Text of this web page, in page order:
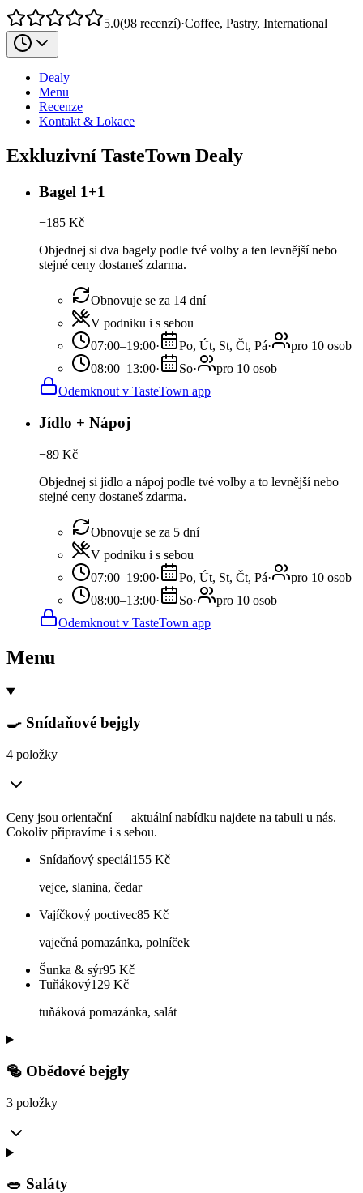
5.0(98 recenzí)·Coffee, Pastry, International
Dealy
Menu
Recenze
Kontakt & Lokace
Exkluzivní TasteTown Dealy
Bagel 1+1
−185 Kč
Objednej si dva bagely podle tvé volby a ten levnější nebo
stejné ceny dostaneš zdarma.
Obnovuje se za 14 dní
V podniku i s sebou
07:00–19:00· Po, Út, St, Čt, Pá·
pro 10 osob
08:00–13:00· So·
pro 10 osob
Odemknout v TasteTown app
Jídlo + Nápoj
−89 Kč
Objednej si jídlo a nápoj podle tvé volby a to levnější nebo
stejné ceny dostaneš zdarma.
Obnovuje se za 5 dní
V podniku i s sebou
07:00–19:00· Po, Út, St, Čt, Pá·
pro 10 osob
08:00–13:00· So·
pro 10 osob
Odemknout v TasteTown app
Menu
🍳 Snídaňové bejgly
4 položky
Ceny jsou orientační — aktuální nabídku najdete na tabuli u nás.
Cokoliv připravíme i s sebou.
Snídaňový speciál155 Kč
vejce, slanina, čedar
Vajíčkový poctivec85 Kč
vaječná pomazánka, polníček
Šunka & sýr95 Kč
Tuňákový129 Kč
tuňáková pomazánka, salát
🥯 Obědové bejgly
3 položky
🥗 Saláty